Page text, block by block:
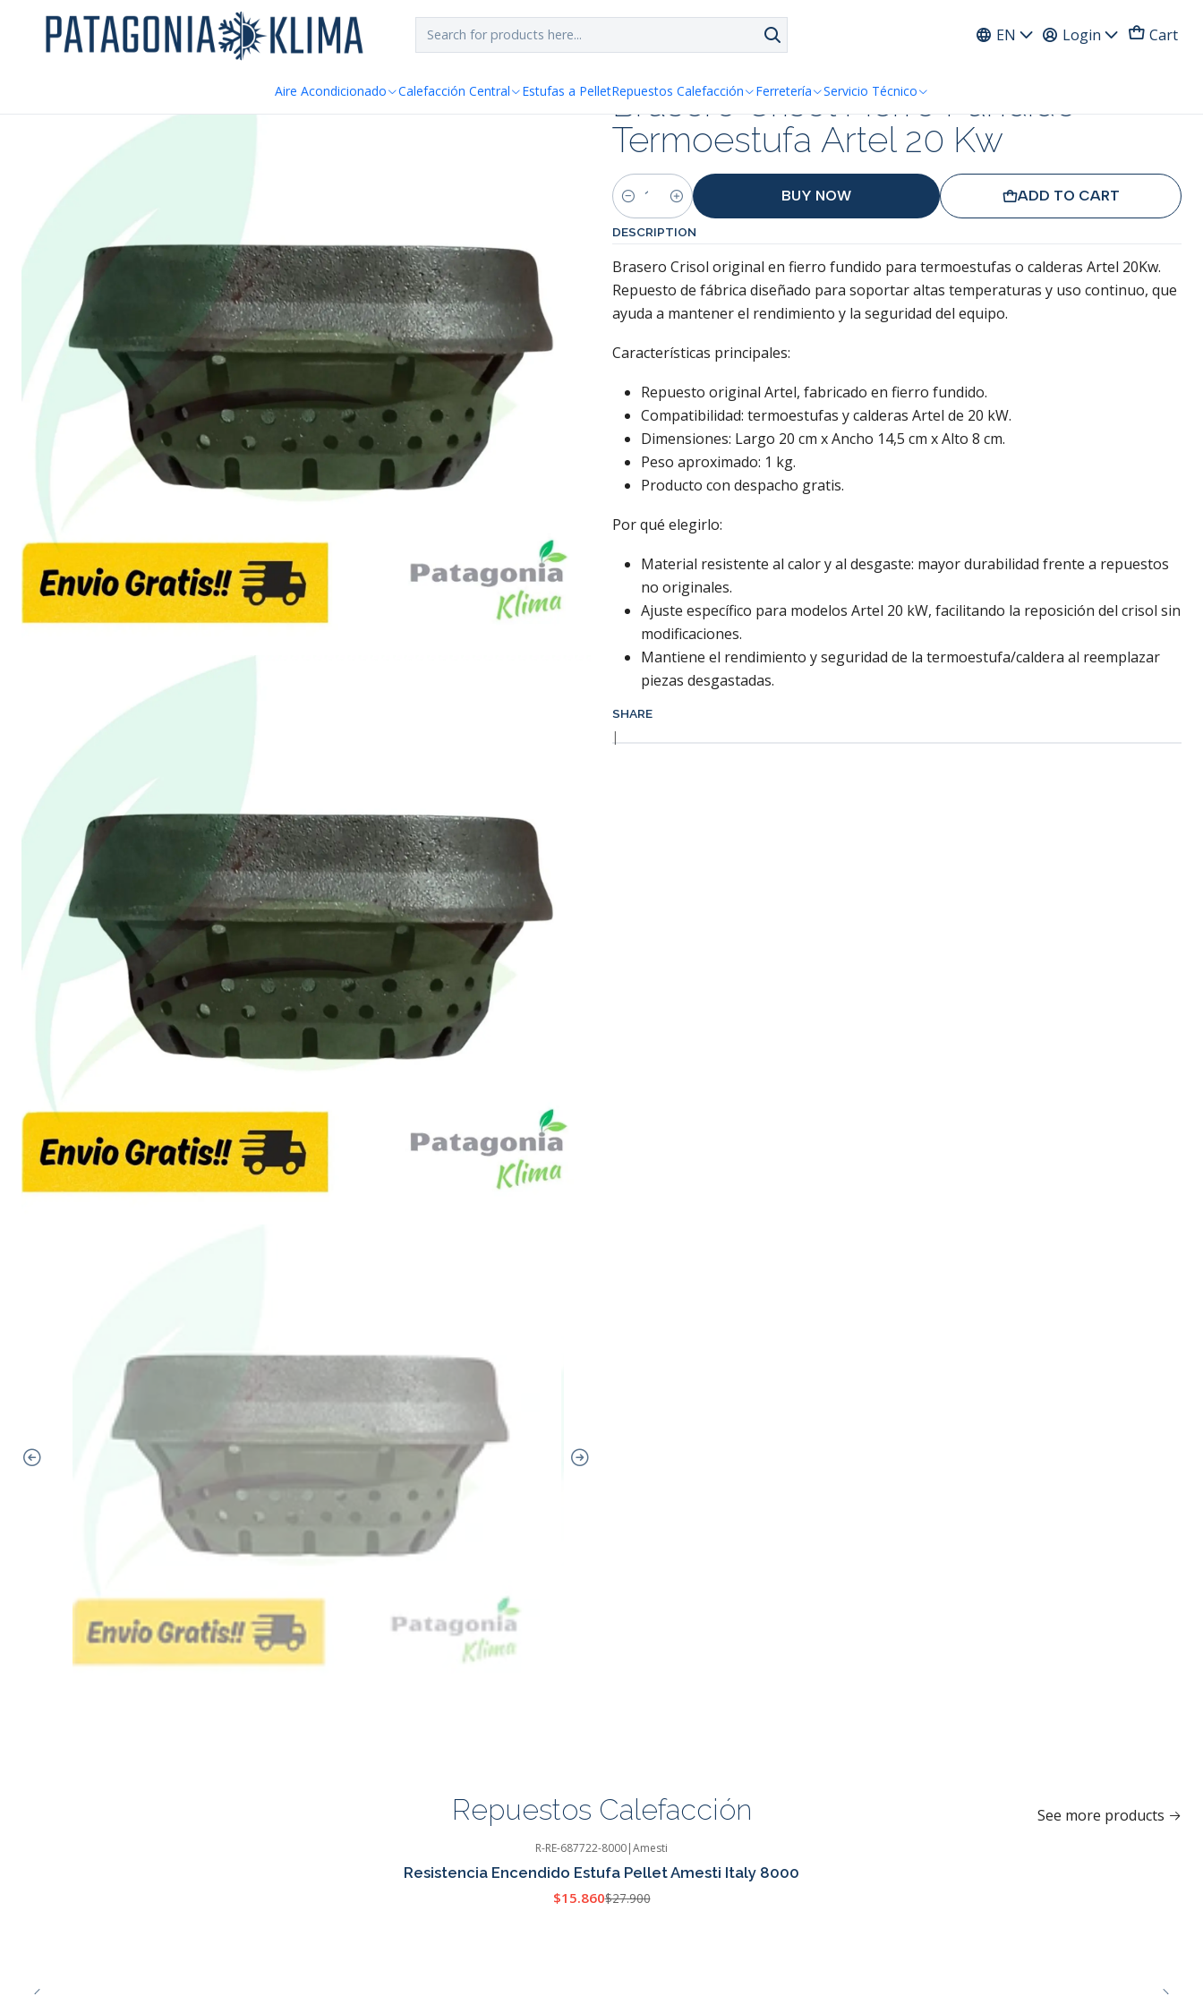
EN Login Cart
Aire Acondicionado Calefacción Central Estufas a PelletRepuestos Calefacción Ferretería Servicio Técnico
Home Repuestos Caldera Pellet Brasero Crisol Fierro Fundido Termoestufa Artel 20 Kw
Brasero Crisol Fierro Fundido
Termoestufa Artel 20 Kw
Quantity
ADD TO CART
BUY NOW
DESCRIPTION
Brasero Crisol original en fierro fundido para termoestufas o calderas Artel 20Kw.
Repuesto de fábrica diseñado para soportar altas temperaturas y uso continuo, que
ayuda a mantener el rendimiento y la seguridad del equipo.
Características principales:
Repuesto original Artel, fabricado en fierro fundido.
Compatibilidad: termoestufas y calderas Artel de 20 kW.
Dimensiones: Largo 20 cm x Ancho 14,5 cm x Alto 8 cm.
Peso aproximado: 1 kg.
Producto con despacho gratis.
Por qué elegirlo:
Material resistente al calor y al desgaste: mayor durabilidad frente a repuestos
no originales.
Ajuste específico para modelos Artel 20 kW, facilitando la reposición del crisol sin
modificaciones.
Mantiene el rendimiento y seguridad de la termoestufa/caldera al reemplazar
piezas desgastadas.
SHARE
|
Repuestos Calefacción See more products
R-RE-687722-8000|Amesti
Resistencia Encendido Estufa Pellet Amesti Italy 8000
$15.860$27.900